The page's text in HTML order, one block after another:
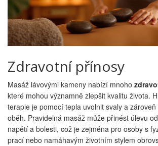
Zdravotní přínosy
Masáž lávovými kameny nabízí mnoho
které mohou významně zlepšit kvalitu života.
terapie je pomocí tepla uvolnit svaly a
oběh. Pravidelná masáž může přinést úlevu
napětí a bolesti, což je zejména pro osoby s
prací nebo namáhavým životním stylem